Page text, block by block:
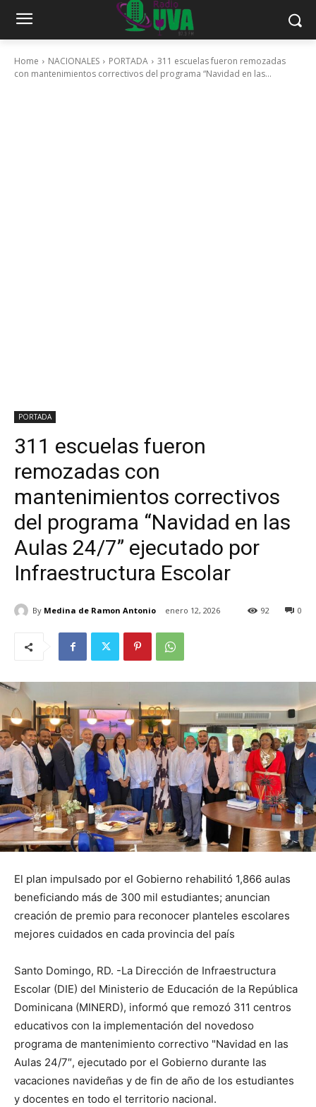
Home NACIONALES PORTADA
311 escuelas fueron remozadas
con mantenimientos correctivos del programa “Navidad en las...
PORTADA
311 escuelas fueron
remozadas con
mantenimientos correctivos
del programa “Navidad en las
Aulas 24/7” ejecutado por
Infraestructura Escolar
By Medina de Ramon Antonio enero 12, 2026 0
92
El plan impulsado por el Gobierno rehabilitó 1,866 aulas
beneficiando más de 300 mil estudiantes; anuncian
creación de premio para reconocer planteles escolares
mejores cuidados en cada provincia del país
Santo Domingo, RD. -La Dirección de Infraestructura
Escolar (DIE) del Ministerio de Educación de la República
Dominicana (MINERD), informó que remozó 311 centros
educativos con la implementación del novedoso
programa de mantenimiento correctivo "Navidad en las
Aulas 24/7″, ejecutado por el Gobierno durante las
vacaciones navideñas y de fin de año de los estudiantes
y docentes en todo el territorio nacional.